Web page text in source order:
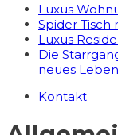
Luxus
Spider Tisch
Luxus
Die
neues
Kontakt